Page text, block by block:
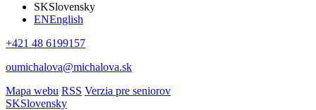
SKSlovensky
ENEnglish
+421 48 6199157
oumichalova@michalova.sk
Mapa webu RSS Verzia pre seniorov
SKSlovensky